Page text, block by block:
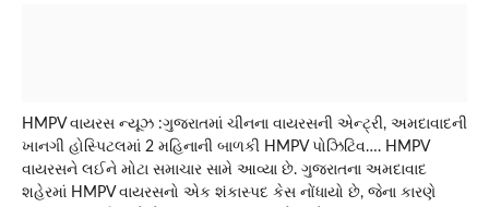
HMPV વાયરસ ન્યૂઝ :ગુજરાતમાં ચીનના વાયરસની એન્ટ્રી, અમદાવાદની
ખાનગી હોસ્પિટલમાં 2 મહિનાની બાળકી HMPV પોઝિટિવ…. HMPV
વાયરસને લઈને મોટા સમાચાર સામે આવ્યા છે. ગુજરાતના અમદાવાદ
શહેરમાં HMPV વાયરસનો એક શંકાસ્પદ કેસ નોંધાયો છે, જેના કારણે